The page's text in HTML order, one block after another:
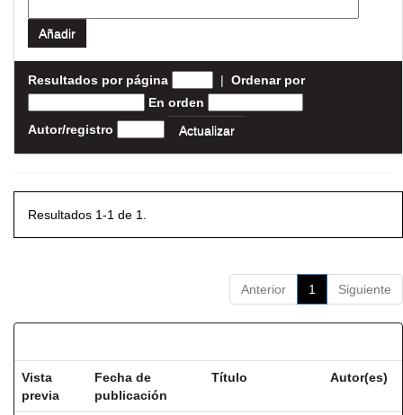
Resultados por página | Ordenar por
En orden
Autor/registro
Resultados 1-1 de 1.
Anterior 1 Siguiente
Vista
previa
Fecha de
publicación
Título Autor(es)